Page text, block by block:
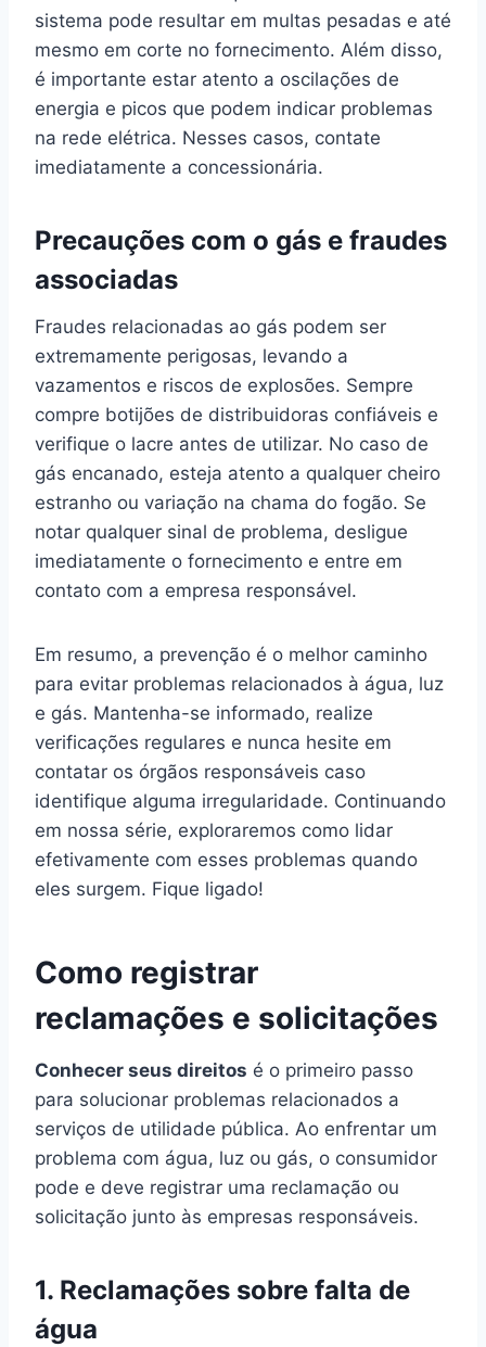
sistema pode resultar em multas pesadas e até
mesmo em corte no fornecimento. Além disso,
é importante estar atento a oscilações de
energia e picos que podem indicar problemas
na rede elétrica. Nesses casos, contate
imediatamente a concessionária.
Precauções com o gás e fraudes
associadas
Fraudes relacionadas ao gás podem ser
extremamente perigosas, levando a
vazamentos e riscos de explosões. Sempre
compre botijões de distribuidoras confiáveis e
verifique o lacre antes de utilizar. No caso de
gás encanado, esteja atento a qualquer cheiro
estranho ou variação na chama do fogão. Se
notar qualquer sinal de problema, desligue
imediatamente o fornecimento e entre em
contato com a empresa responsável.
Em resumo, a prevenção é o melhor caminho
para evitar problemas relacionados à água, luz
e gás. Mantenha-se informado, realize
verificações regulares e nunca hesite em
contatar os órgãos responsáveis caso
identifique alguma irregularidade. Continuando
em nossa série, exploraremos como lidar
efetivamente com esses problemas quando
eles surgem. Fique ligado!
Como registrar
reclamações e solicitações
Conhecer seus direitos é o primeiro passo
para solucionar problemas relacionados a
serviços de utilidade pública. Ao enfrentar um
problema com água, luz ou gás, o consumidor
pode e deve registrar uma reclamação ou
solicitação junto às empresas responsáveis.
1. Reclamações sobre falta de
água